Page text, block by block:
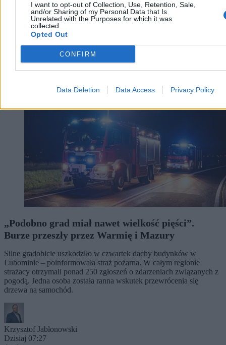
I want to opt-out of Collection, Use, Retention, Sale,
and/or Sharing of my Personal Data that Is
Unrelated with the Purposes for which it was
collected.
Opted Out
CONFIRM
Data Deletion Data Access Privacy Policy
Kraj
„Podobno grad miał nawet wielkość pięści”.
Burze przeszły przez Warmię i Mazury
Silne gradobicie uszkodziło w czwartek dachy budynków w
Lubominie – poinformowała straż pożarna. W całym regionie
strażacy otrzymali ponad 250 zgłoszeń o zdarzeniach związanych z
pogodą. Jedna osoba została ranna wskutek przewrócenia się
drzewa na samochód.
Krzysztof Jabłonowski
Dzisiaj 07:27